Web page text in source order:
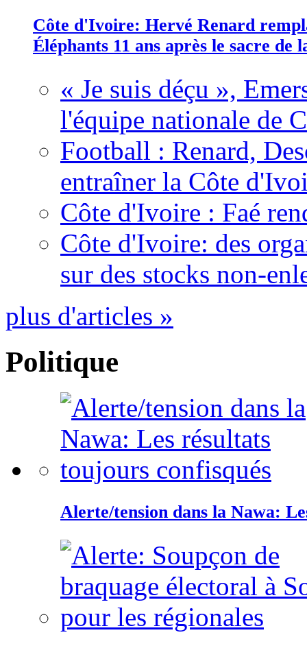
Côte d'Ivoire: Hervé Renard
Éléphants 11 ans après le sacre de
« Je suis déçu »,
l'équipe nationale de
Football : Renard,
entraîner la Côte
Côte d'Ivoire : Faé
Côte d'Ivoire: des
sur des stocks non-
plus d'articles »
Politique
Alerte/tension dans la Nawa: